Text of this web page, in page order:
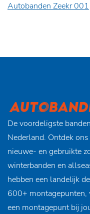
Autobanden Zeekr 001
De voordeligste
Nederland. Ontdek
nieuwe- en gebruikte
winterbanden en
hebben een landelijk
600+ montagepunten,
een montagepunt bij